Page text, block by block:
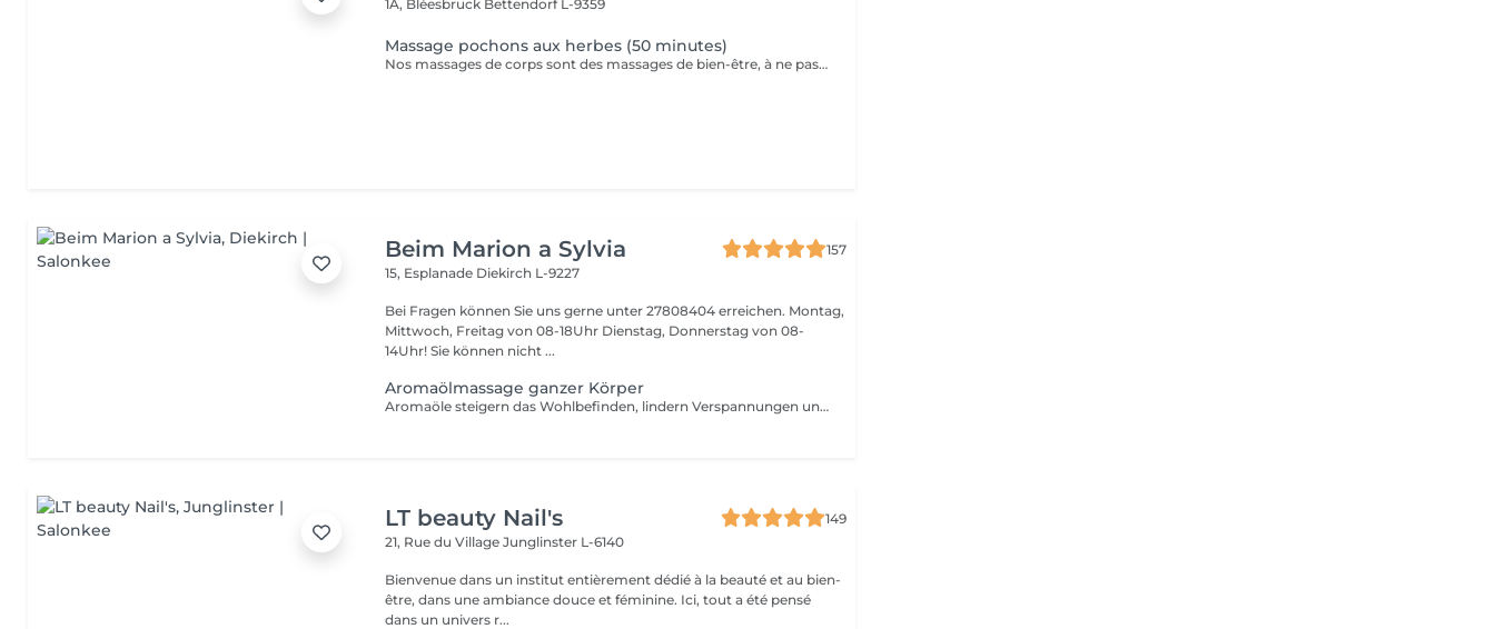
1A, Bléesbruck Bettendorf L-9359
Massage pochons aux herbes (50 minutes)
Nos massages de corps sont des massages de bien-être, à ne pas confondre avec les massages médicaux.
Beim Marion a Sylvia
157
15, Esplanade Diekirch L-9227
Bei Fragen können Sie uns gerne unter 27808404 erreichen. Montag,
Mittwoch, Freitag von 08-18Uhr Dienstag, Donnerstag von 08-
14Uhr! Sie können nicht ...
Aromaölmassage ganzer Körper
Aromaöle steigern das Wohlbefinden, lindern Verspannungen und Schmerzen, Stimulieren die Sinne
LT beauty Nail's
149
21, Rue du VillageJunglinster L-6140
Bienvenue dans un institut entièrement dédié à la beauté et au bien-
être, dans une ambiance douce et féminine. Ici, tout a été pensé
dans un univers r...